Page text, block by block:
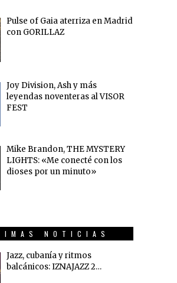
Pulse of Gaia aterriza en Madrid
con GORILLAZ
Joy Division, Ash y más
leyendas noventeras al VISOR
FEST
Mike Brandon, THE MYSTERY
LIGHTS: «Me conecté con los
dioses por un minuto»
NOTICIAS
Jazz, cubanía y ritmos
balcánicos: IZNAJAZZ 2…